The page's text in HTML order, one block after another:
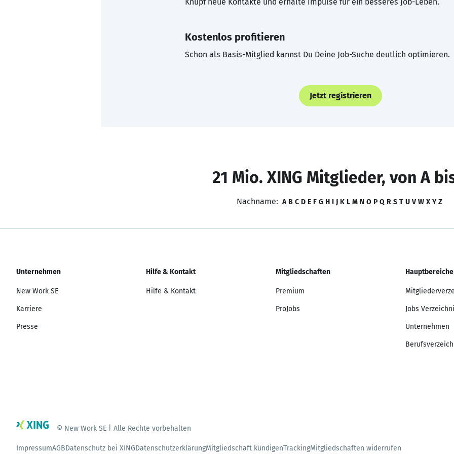
Kostenlos profitieren
Schon als Basis-Mitglied kannst Du Deine Job-Suche deutlich optimieren.
Jetzt registrieren
21 Mio. XING Mitglieder, von A
Nachname: A B C D E F G H I J K L M N O P Q R S T U V W X Y Z
Unternehmen
New Work SE
Karriere
Presse
Hilfe & Kontakt
Hilfe & Kontakt
Mitgliedschaften
Premium
ProJobs
Hauptbereiche
Jobs
Unternehmen
© New Work SE | Alle Rechte vorbehalten
ImpressumAGBDatenschutz bei XINGDatenschutzerklärungMitgliedschaft kündigenTrackingMitgliedschaften widerrufen